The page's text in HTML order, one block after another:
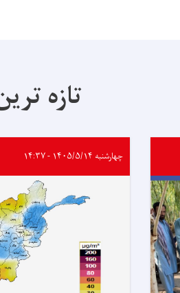
تازه
چهارشنبه ۱۴۰۵/۵/۱۴ - ۱۴:۳۷